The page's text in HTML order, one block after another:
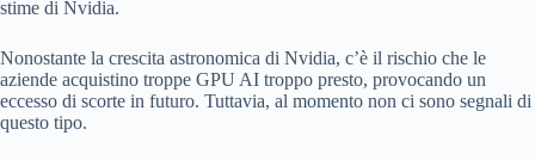
stime di Nvidia.
Nonostante la crescita astronomica di Nvidia, c’è il rischio che le
aziende acquistino troppe GPU AI troppo presto, provocando un
eccesso di scorte in futuro. Tuttavia, al momento non ci sono segnali di
questo tipo.